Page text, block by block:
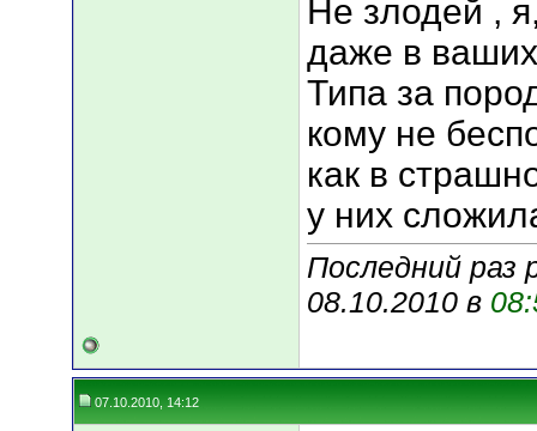
Не злодей ,
даже в
Типа за
кому не
как в
у них
Последний раз
08.10.2010 в
07.10.2010, 14:12